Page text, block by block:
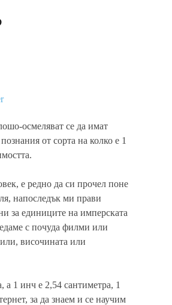
осмеляват се да имат
от сорта на колко е 1
е редно да си прочел поне
напоследък ми прави
за единиците на имперската
с почуда филми или
височината или
а 1 инч е 2,54 сантиметра, 1
за да знаем и се научим